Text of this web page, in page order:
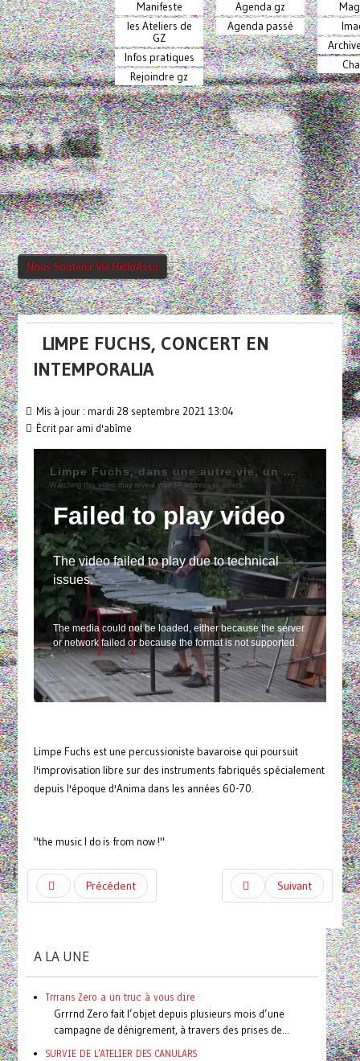
Manifeste
les Ateliers de
GZ
Infos pratiques
Rejoindre gz
Agenda gz
Agenda passé
Nous Soutenir Via HelloAsso
LIMPE FUCHS, CONCERT EN
INTEMPORALIA
Mis à jour : mardi 28 septembre 2021 13:04
Écrit par ami d'abîme
Limpe Fuchs est une percussioniste bavaroise qui poursuit
l'improvisation libre sur des instruments fabriqués spécialement
depuis l'époque d'Anima dans les années 60-70.
"the music I do is from now !"
Précédent Suivant
A LA UNE
Trrrans Zero a un truc à vous dire
Grrrnd Zero fait l’objet depuis plusieurs mois d’une
campagne de dénigrement, à travers des prises de...
SURVIE DE L'ATELIER DES CANULARS